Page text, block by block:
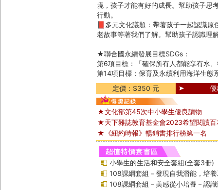
境，孩子才能有好的成長。幫助孩子思
行動。
📕多元文化議題：帶著孩子一起認識
老故事等著我們了解。幫助孩子認識理
★聯合國永續發展目標SDGs：
第6項目標：「確保所有人都能享有水
第14項目標：保育及永續利用海洋生態
定價：$350 元
★文化部第45次中小學生優良讀物
★天下雜誌教育基金會2023希望閱讀百
★《紐約時報》暢銷書排行榜第一名
小學生的生活和安全套組(全套3冊)
108課綱套組－發現自我潛能，培
108課綱套組－美感從小培養－認